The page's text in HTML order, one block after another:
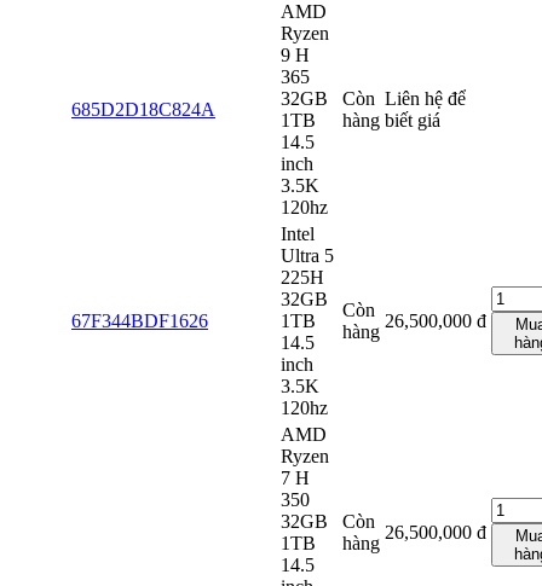
685D2D18C824A
AMD
Ryzen
9 H
365
32GB
1TB
14.5
inch
3.5K
120hz
Còn
hàng
Liên hệ để
biết giá
67F344BDF1626
Intel
Ultra 5
225H
32GB
1TB
14.5
inch
3.5K
120hz
Còn
hàng
26,500,000 đ
AMD
Ryzen
7 H
350
32GB
1TB
14.5
Còn
hàng
26,500,000 đ